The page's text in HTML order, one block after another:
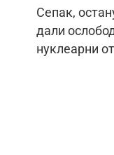
Сепак,
дали
нуклеарни